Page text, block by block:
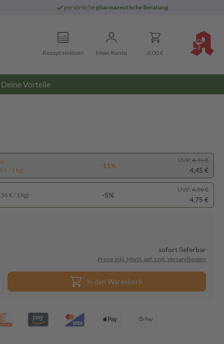
persönliche pharmazeutische Beratung
Rezept einlösen Mein Konto 0,00 €
Deine Vorteile
€ / 1 kg)
-11%
UVP: 4,99 €
4,45 €
€ / 1 kg) -5%
UVP: 4,99 €
4,75 €
sofort lieferbar
Preise inkl. MwSt. ggf. zzgl. Versandkosten
In den Warenkorb